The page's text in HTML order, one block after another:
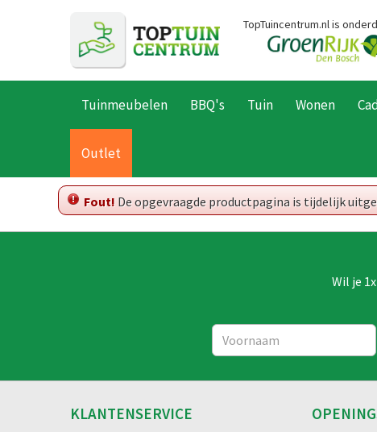
Home
TopTuincentrum.nl is
Tuinmeubelen BBQ's Tuin Wonen
Outlet
Fout! De opgevraagde productpagina is tijdelijk
Wil je
KLANTENSERVICE